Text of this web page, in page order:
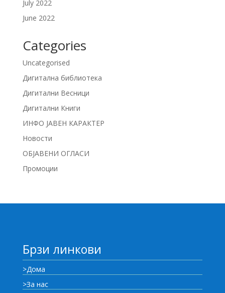
July 2022
June 2022
Categories
Uncategorised
Дигитална библиотека
Дигитални Весници
Дигитални Книги
ИНФО ЈАВЕН КАРАКТЕР
Новости
ОБЈАВЕНИ ОГЛАСИ
Промоции
Брзи линкови
>Дома
>За нас